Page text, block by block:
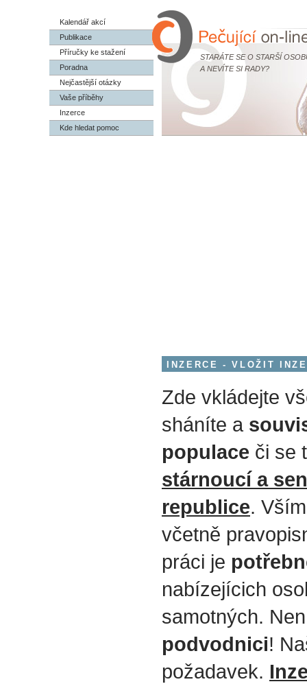
STARÁTE SE O STARŠÍ
A NEVÍTE SI RADY?
Kalendář akcí
Publikace
Příručky ke stažení
Poradna
Nejčastější otázky
Vaše příběhy
Inzerce
Kde hledat pomoc
INZERCE - VLOŽIT
Zde vkládejte
sháníte a
populace či se
stárnoucí a
republice.
včetně
práci je
nabízejícich
samotných.
podvodnici!
požadavek.